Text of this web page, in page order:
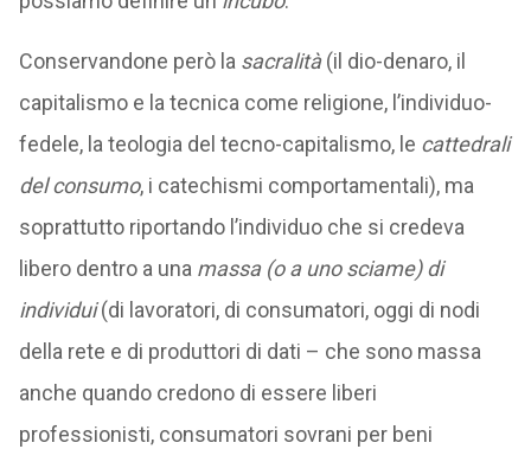
Conservandone però la sacralità(il dio-denaro, il
capitalismo e la tecnica come religione, l’individuo-
fedele, la teologia del tecno-capitalismo, le cattedrali
del consumo, i catechismi comportamentali), ma
soprattutto riportando l’individuo che si credeva
libero dentro a una massa (o a uno sciame) di
individui(di lavoratori, di consumatori, oggi di nodi
della rete e di produttori di dati – che sono massa
anche quando credono di essere liberi
professionisti, consumatori sovrani per beni